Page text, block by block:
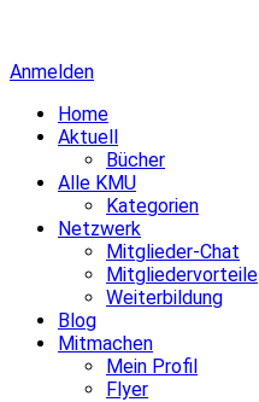
Anmelden
Home
Aktuell
Bücher
Alle KMU
Kategorien
Netzwerk
Mitglieder-Chat
Mitgliedervorteile
Weiterbildung
Blog
Mitmachen
Mein Profil
Flyer